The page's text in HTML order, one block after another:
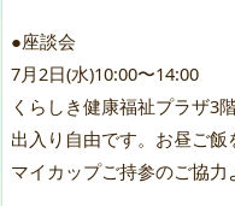
●座談会
7月2日(水)10:00〜14:00
くらしき健康福祉プラザ3
出入り自由です。お昼ご飯
マイカップご持参のご協力